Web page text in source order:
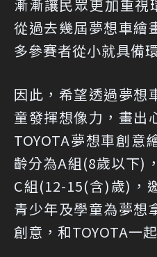
漸漸讓民眾更加重視
從過去幾屆夢想車繪
多參賽者從小就具備
因此，希望透過夢想
童發揮想像力，畫出
TOYOTA夢想車創意
齡分為A組(8歲以下) ，
C組(12-15(含)歲) ，
青少年及學童為夢想
創意，和TOYOTA一